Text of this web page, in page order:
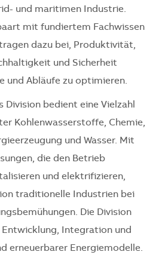
und maritimen Industrie.
mit fundiertem Fachwissen
dazu bei, Produktivität,
und Sicherheit
und Abläufe zu optimieren.
Division bedient eine Vielzahl
Kohlenwasserstoffe, Chemie,
und Wasser. Mit
die den Betrieb
und elektrifizieren,
traditionelle Industrien bei
Die Division
Integration und
erneuerbarer Energiemodelle.